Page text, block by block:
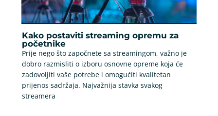
Kako postaviti streaming opremu za
početnike
Prije nego što započnete sa streamingom, važno je
dobro razmisliti o izboru osnovne opreme koja će
zadovoljiti vaše potrebe i omogućiti kvalitetan
prijenos sadržaja. Najvažnija stavka svakog
streamera